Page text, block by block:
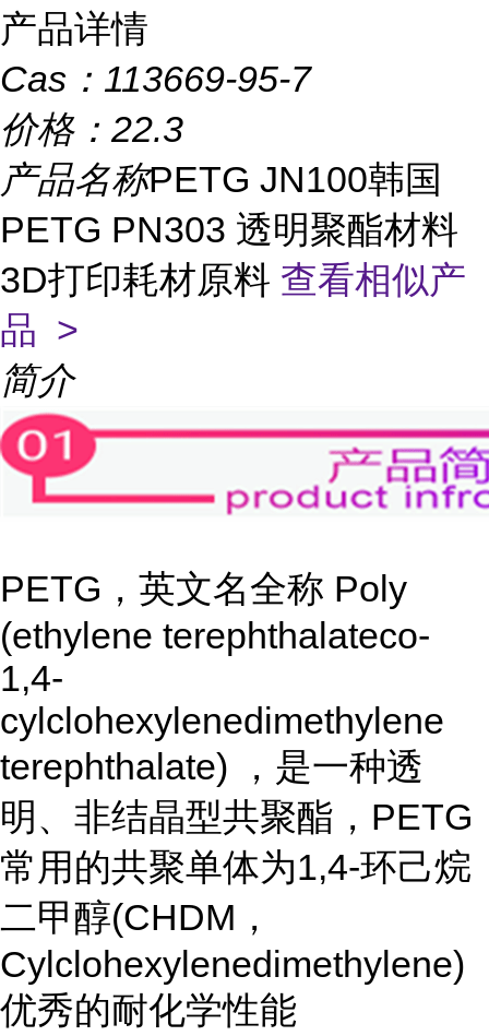
产品详情
Cas： 113669-95-7
价格： 22.3
产品名称PETG JN100韩国
PETG PN303 透明聚酯材料
3D打印耗材原料 查看相似产
品 >
简介
PETG，英文名全称 Poly
(ethylene terephthalateco-
1,4-
cylclohexylenedimethylene
terephthalate) ，是一种透
明、非结晶型共聚酯，PETG
常用的共聚单体为1,4-环己烷
二甲醇(CHDM，
Cylclohexylenedimethylene)
优秀的耐化学性能